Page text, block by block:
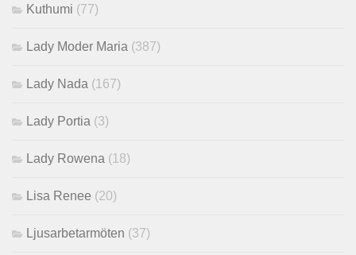
Kuthumi (77)
Lady Moder Maria (387)
Lady Nada (167)
Lady Portia (3)
Lady Rowena (18)
Lisa Renee (20)
Ljusarbetarmöten (37)